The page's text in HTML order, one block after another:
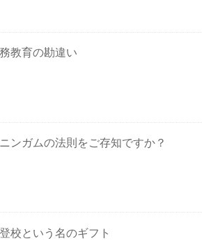
教育の勘違い
ンガムの法則をご存知ですか？
校という名のギフト